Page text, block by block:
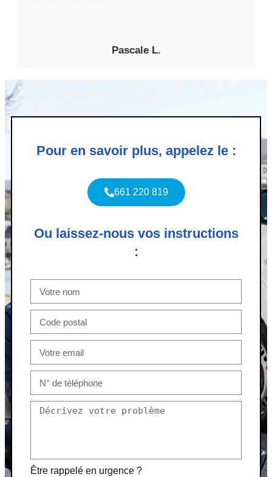
Pascale L.
Pour en savoir plus, appelez le :
661 220 819
Ou laissez-nous vos instructions
:
Être rappelé en urgence ?